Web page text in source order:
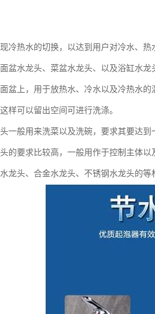
冷热水的切换，以达到用户对冷水、
盆水龙头、菜盆水龙头、以及浴缸水龙
盆上，用于放热水、冷水以及冷热水
样可以留出空间可进行洗涤。
一般用来洗菜以及洗碗，要求其要达到
的要求比较高，一般用作于控制主体
龙头、合金水龙头、不锈钢水龙头的等